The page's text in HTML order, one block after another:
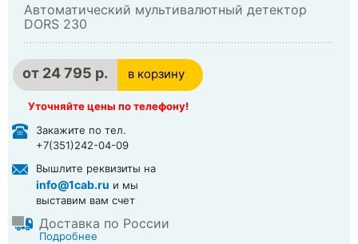
Автоматический мультивалютный детектор
DORS 230
от 24 795 р. в корзину
в корзине
Уточняйте цены по телефону!
Закажите по тел.
+7(351)242-04-09
Вышлите реквизиты на
info@1cab.ru и мы
выставим вам счет
Доставка по России
Подробнее